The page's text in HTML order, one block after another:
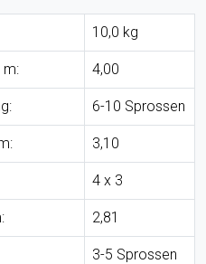
10,0 kg
m: 4,00
6-10 Sprossen
3,10
4 x 3
2,81
3-5 Sprossen